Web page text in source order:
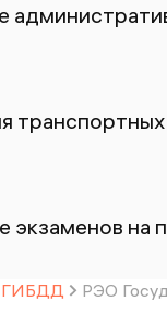
экзаменов на
ГИБДД РЭО